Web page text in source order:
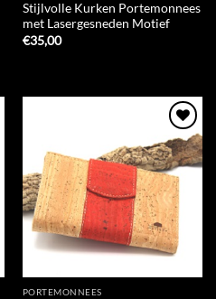
Stijlvolle Kurken Portemonnees
met Lasergesneden Motief
€35,00
Add to
Wishlist
PORTEMONNEES